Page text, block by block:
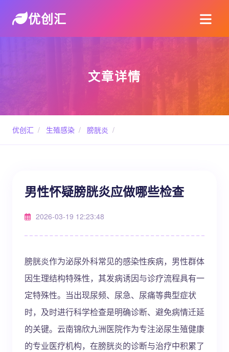
优创汇
文章详情
优创汇 / 生殖感染 / 膀胱炎 /
男性怀疑膀胱炎应做哪些检查
2026-03-19 12:23:48
膀胱炎作为泌尿外科常见的感染性疾病，男性群体
因生理结构特殊性，其发病诱因与诊疗流程具有一
定特殊性。当出现尿频、尿急、尿痛等典型症状
时，及时进行科学检查是明确诊断、避免病情迁延
的关键。云南锦欣九洲医院作为专注泌尿生殖健康
的专业医疗机构，在膀胱炎的诊断与治疗中积累了